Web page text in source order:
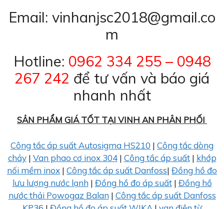
Email: vinhanjsc2018@gmail.co
m
Hotline: 0962 334 255 – 0948
267 242 để tư vấn và báo giá
nhanh nhất
SẢN PHẨM GIÁ TỐT TẠI VINH AN PHÂN PHỐI
Công tắc áp suất Autosigma HS210 | Công tắc dòng
chảy| Van phao cơ inox 304| Công tắc áp suất| khớp
nối mềm inox | Công tắc áp suất Danfoss| Đồng hồ đo
lưu lượng nước lạnh | Đồng hồ đo áp suất| Đồng hồ
nước thải Powogaz Balan | Công tắc áp suất Danfoss